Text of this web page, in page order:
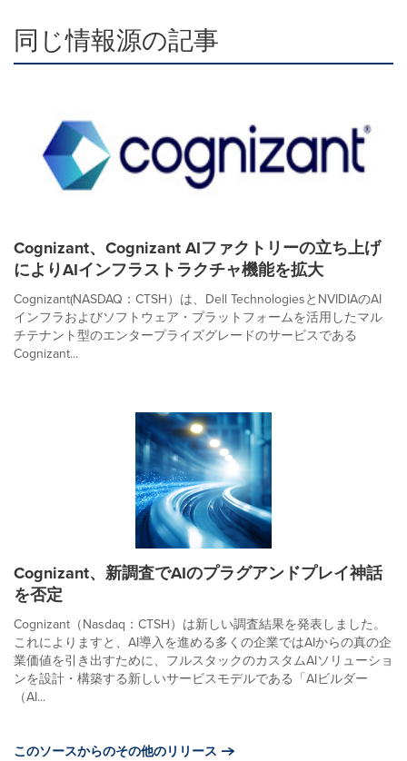
同じ情報源の記事
Cognizant、Cognizant AIファクトリーの立ち上げ
によりAIインフラストラクチャ機能を拡大
Cognizant(NASDAQ：CTSH）は、Dell TechnologiesとNVIDIAのAI
インフラおよびソフトウェア・プラットフォームを活用したマル
チテナント型のエンタープライズグレードのサービスである
Cognizant...
Cognizant、新調査でAIのプラグアンドプレイ神話
を否定
Cognizant（Nasdaq：CTSH）は新しい調査結果を発表しました。
これによりますと、AI導入を進める多くの企業ではAIからの真の企
業価値を引き出すために、フルスタックのカスタムAIソリューショ
ンを設計・構築する新しいサービスモデルである「AIビルダー
（AI...
このソースからのその他のリリース